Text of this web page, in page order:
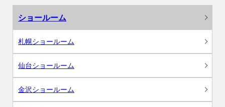
ショールーム
札幌ショールーム
仙台ショールーム
金沢ショールーム